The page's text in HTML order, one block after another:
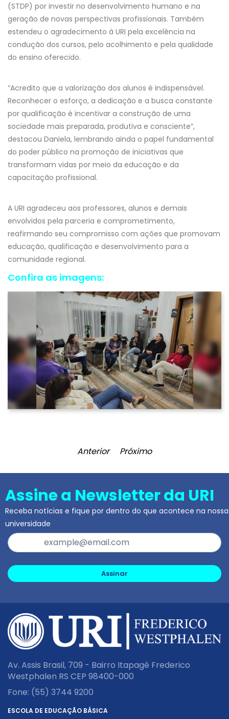
(STDP) por investir no desenvolvimento humano e na
geração de novas perspectivas profissionais. Também
estendeu o agradecimento à URI pela excelência na
condução dos cursos, pelo acolhimento e pela qualidade
do ensino oferecido.
“Acredito que a valorização dos alunos é indispensável.
Reconhecer o esforço, a dedicação e a busca constante
por qualificação é incentivar a construção de uma
sociedade mais preparada, produtiva e consciente”,
destacou Daniela, lembrando ainda o papel fundamental
do poder público na promoção de iniciativas que
transformam vidas por meio da educação e da
capacitação profissional.
A URI agradeceu aos professores, alunos e demais
envolvidos pela parceria e comprometimento,
reafirmando seu compromisso com ações que promovam
educação, qualificação e desenvolvimento para a
comunidade regional.
Confira as imagens:
Anterior Próximo
Assine a Newsletter da URI
Receba notícias e fique por dentro do que acontece na nossa
universidade
Assinar
Av. Assis Brasil, 709 - Bairro Itapagé Frederico
Westphalen RS CEP 98400-000
Fone: (55) 3744 9200
ESCOLA DE EDUCAÇÃO BÁSICA